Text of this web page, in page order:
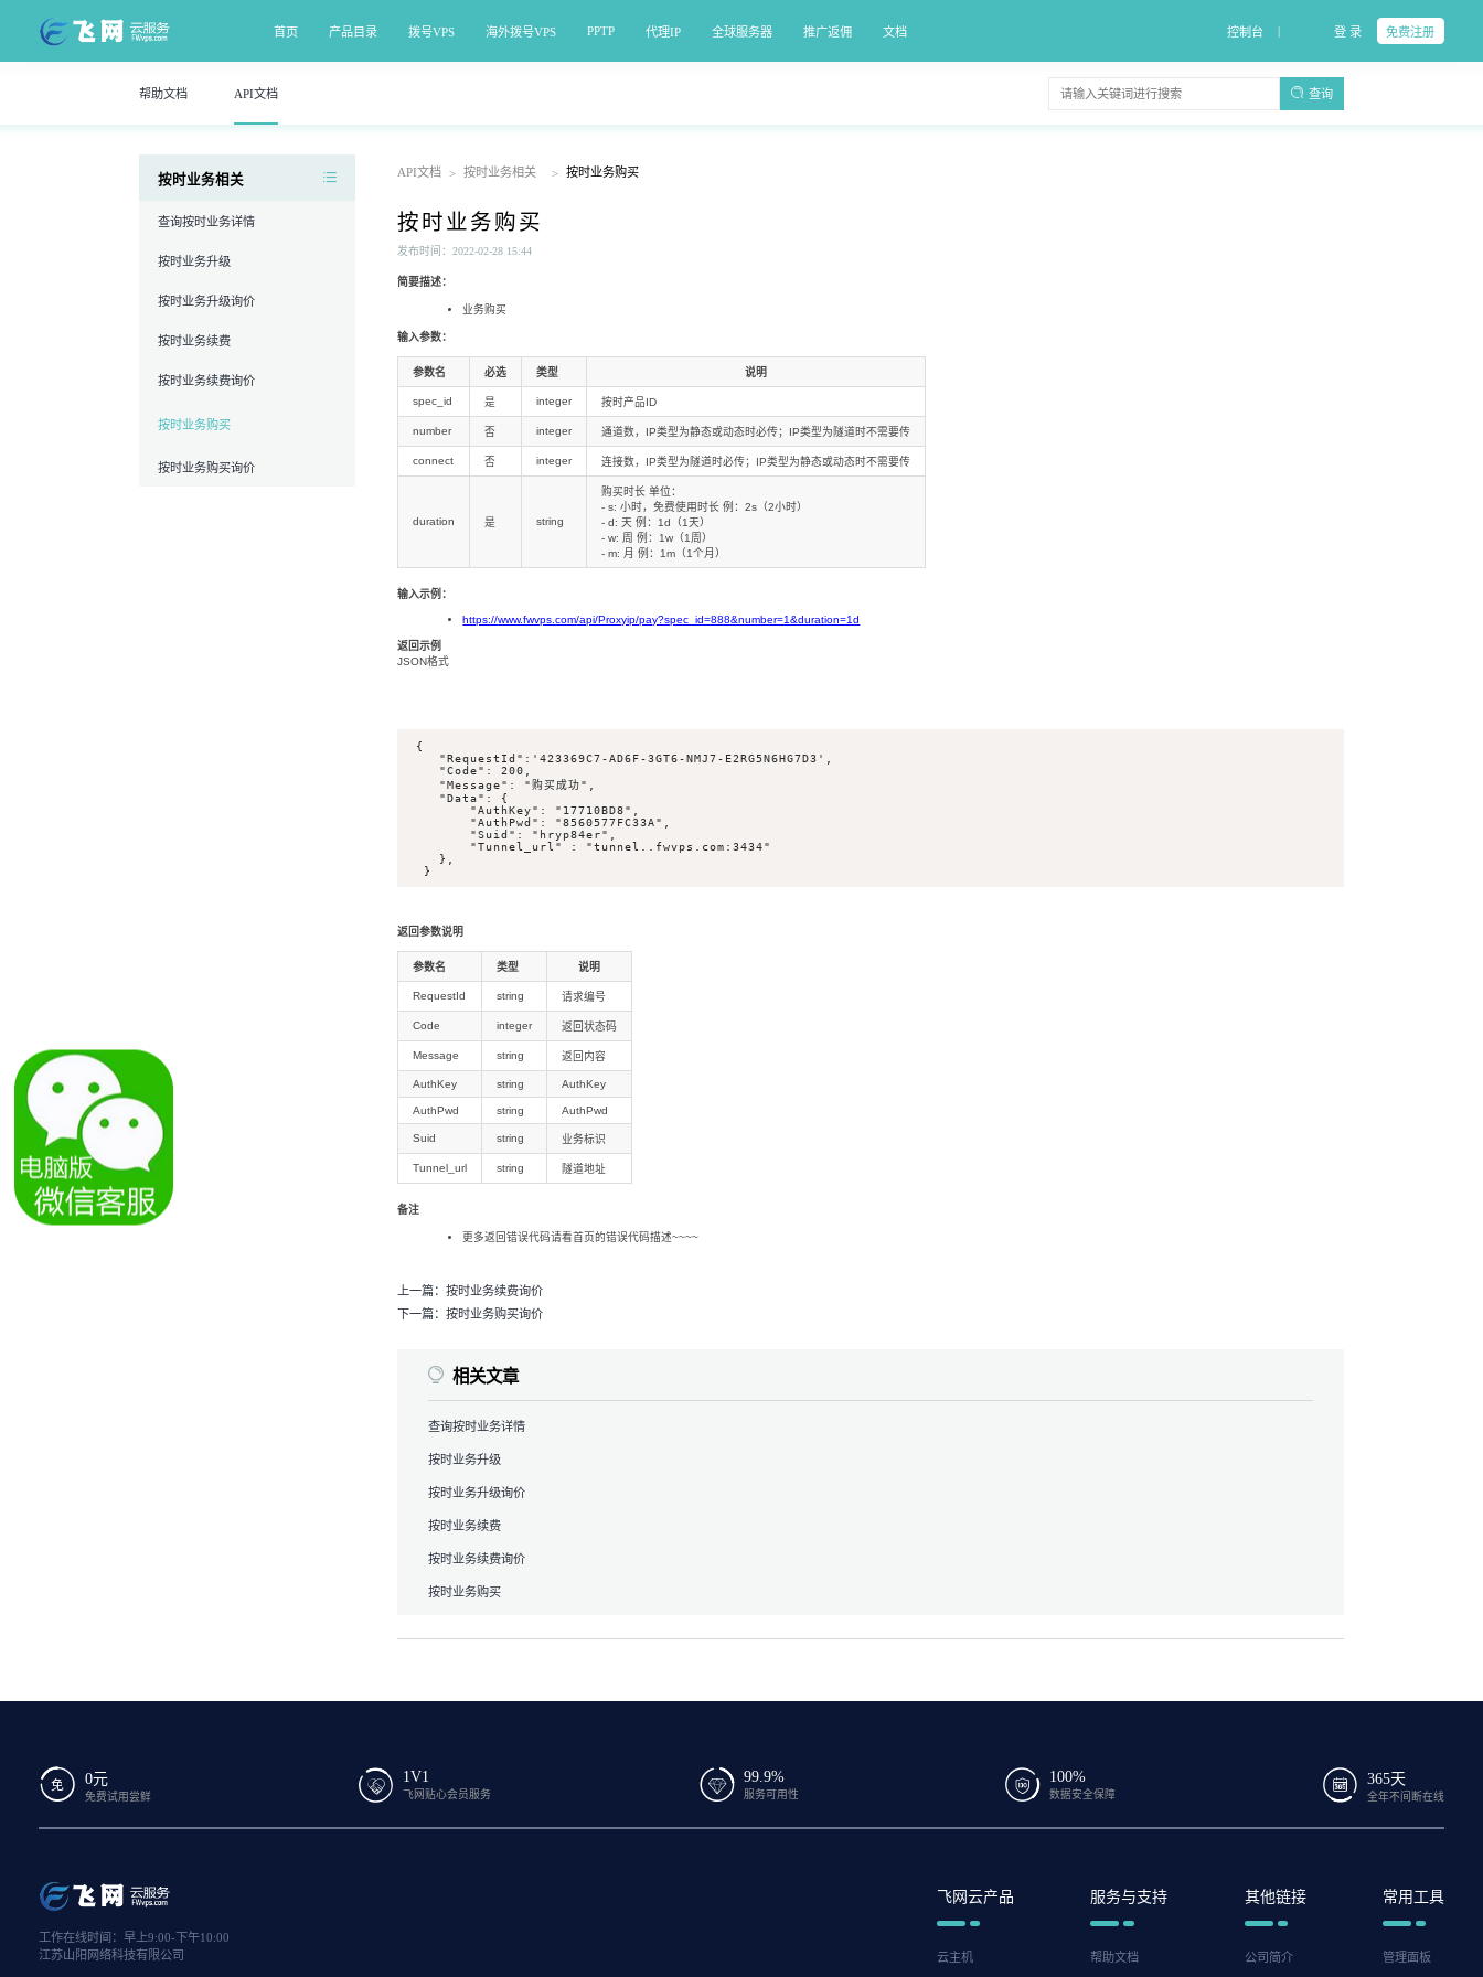
首页 产品目录 拨号VPS 海外拨号VPS PPTP 代理IP 全球服务器 推广返佣 文档 控制台 | 登 录 免费注册
帮助文档 API文档 查询
按时业务相关
查询按时业务详情
按时业务升级
按时业务升级询价
按时业务续费
按时业务续费询价
按时业务购买
按时业务购买询价
API文档 > 按时业务相关 > 按时业务购买
按时业务购买
发布时间：2022-02-28 15:44
简要描述：
业务购买
输入参数：
参数名 必选 类型 说明
spec_id 是 integer 按时产品ID
number 否 integer 通道数，IP类型为静态或动态时必传；IP类型为隧道时不需要传
connect 否 integer 连接数，IP类型为隧道时必传；IP类型为静态或动态时不需要传
duration 是 string
购买时长 单位：
- s: 小时，免费使用时长 例：2s（2小时）
- d: 天 例：1d（1天）
- w: 周 例：1w（1周）
- m: 月 例：1m（1个月）
输入示例：
https://www.fwvps.com/api/Proxyip/pay?spec_id=888&number=1&duration=1d
返回示例
JSON格式
{
    "RequestId":'423369C7-AD6F-3GT6-NMJ7-E2RG5N6HG7D3',
    "Code": 200,
    "Message": "购买成功",
    "Data": {
        "AuthKey": "17710BD8",
        "AuthPwd": "8560577FC33A",
        "Suid": "hryp84er",
        "Tunnel_url" : "tunnel..fwvps.com:3434"
    },
  }
返回参数说明
参数名 类型 说明
RequestId string 请求编号
Code integer 返回状态码
Message string 返回内容
AuthKey string AuthKey
AuthPwd string AuthPwd
Suid string 业务标识
Tunnel_url string 隧道地址
备注
更多返回错误代码请看首页的错误代码描述~~~~
上一篇： 按时业务续费询价
下一篇： 按时业务购买询价
相关文章
查询按时业务详情
按时业务升级
按时业务升级询价
按时业务续费
按时业务续费询价
按时业务购买
0元
免费试用尝鲜
1V1
飞网贴心会员服务
99.9%
服务可用性
100%
数据安全保障
365天
全年不间断在线
工作在线时间：早上9:00-下午10:00
江苏山阳网络科技有限公司
飞网云产品
云主机
服务与支持
帮助文档
其他链接
公司简介
常用工具
管理面板